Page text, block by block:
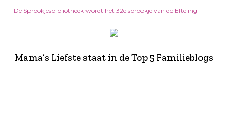
De Sprookjesbibliotheek wordt het 32e sprookje van de Efteling
Mama’s Liefste staat in de Top 5 Familieblogs